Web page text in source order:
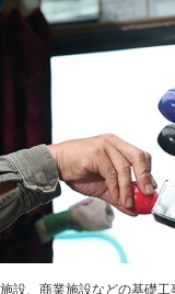
設、商業施設などの基礎工